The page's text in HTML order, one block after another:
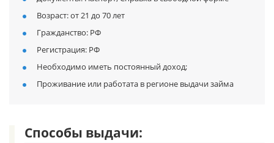
Возраст: от 21 до 70 лет
Гражданство: РФ
Регистрация: РФ
Необходимо иметь постоянный доход;
Проживание или работата в регионе выдачи займа
Способы выдачи: